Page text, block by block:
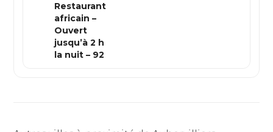
Restaurant
africain –
Ouvert
jusqu’à 2 h
la nuit – 92